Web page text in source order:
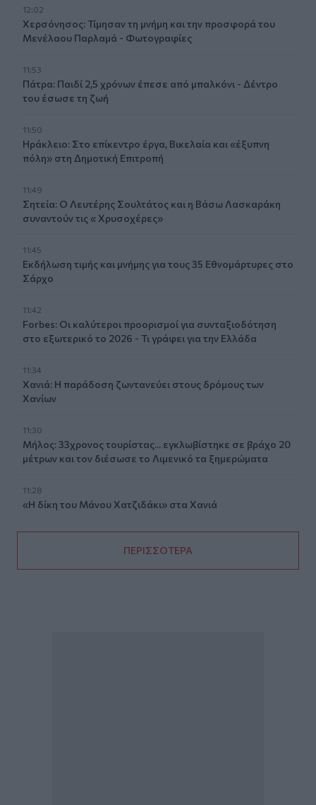
12:02
Χερσόνησος: Τίμησαν τη μνήμη και την προσφορά του
Μενέλαου Παρλαμά - Φωτογραφίες
11:53
Πάτρα: Παιδί 2,5 χρόνων έπεσε από μπαλκόνι - Δέντρο
του έσωσε τη ζωή
11:50
Ηράκλειο: Στο επίκεντρο έργα, Βικελαία και «έξυπνη
πόλη» στη Δημοτική Επιτροπή
11:49
Σητεία: Ο Λευτέρης Σουλτάτος και η Βάσω Λασκαράκη
συναντούν τις « Χρυσοχέρες»
11:45
Εκδήλωση τιμής και μνήμης για τους 35 Εθνομάρτυρες στο
Σάρχο
11:42
Forbes: Οι καλύτεροι προορισμοί για συνταξιοδότηση
στο εξωτερικό το 2026 - Τι γράφει για την Ελλάδα
11:34
Χανιά: Η παράδοση ζωντανεύει στους δρόμους των
Χανίων
11:30
Μήλος: 33χρονος τουρίστας... εγκλωβίστηκε σε βράχο 20
μέτρων και τον διέσωσε το Λιμενικό τα ξημερώματα
11:28
«Η δίκη του Μάνου Χατζιδάκι» στα Χανιά
ΠΕΡΙΣΣΟΤΕΡΑ